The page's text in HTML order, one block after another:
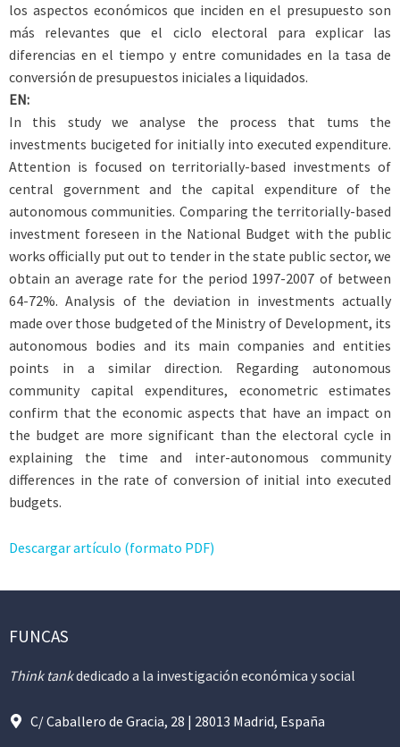
los aspectos económicos que inciden en el presupuesto son
más relevantes que el ciclo electoral para explicar las
diferencias en el tiempo y entre comunidades en la tasa de
conversión de presupuestos iniciales a liquidados.
EN:
In this study we analyse the process that tums the
investments bucigeted for initially into executed expenditure.
Attention is focused on territorially-based investments of
central government and the capital expenditure of the
autonomous communities. Comparing the territorially-based
investment foreseen in the National Budget with the public
works officially put out to tender in the state public sector, we
obtain an average rate for the period 1997-2007 of between
64-72%. Analysis of the deviation in investments actually
made over those budgeted of the Ministry of Development, its
autonomous bodies and its main companies and entities
points in a similar direction. Regarding autonomous
community capital expenditures, econometric estimates
confirm that the economic aspects that have an impact on
the budget are more significant than the electoral cycle in
explaining the time and inter-autonomous community
differences in the rate of conversion of initial into executed
budgets.
Descargar artículo (formato PDF)
FUNCAS
Think tankdedicado a la investigación económica y social
C/ Caballero de Gracia, 28 | 28013 Madrid, España